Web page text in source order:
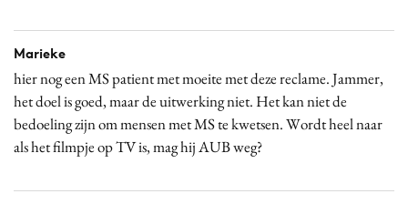
Marieke
hier nog een MS patient met moeite met deze reclame. Jammer,
het doel is goed, maar de uitwerking niet. Het kan niet de
bedoeling zijn om mensen met MS te kwetsen. Wordt heel naar
als het filmpje op TV is, mag hij AUB weg?